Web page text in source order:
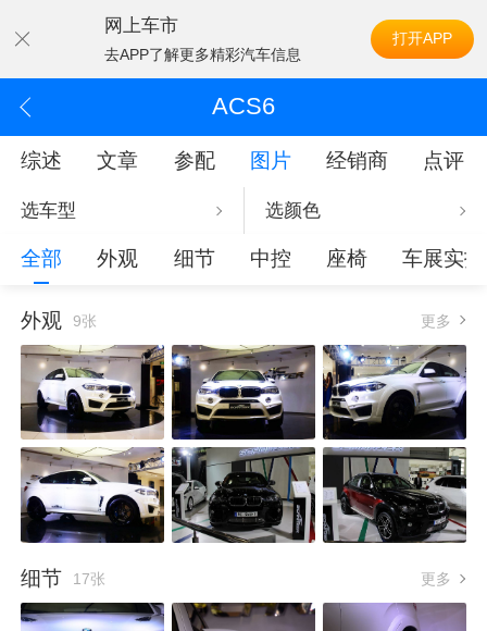
网上车市
去APP了解更多精彩汽车信息
打开APP
ACS6
综述 文章 参配 图片 经销商 点评
选车型 选颜色
全部 外观 细节 中控 座椅 车展实拍
外观 9张 更多
细节 17张 更多